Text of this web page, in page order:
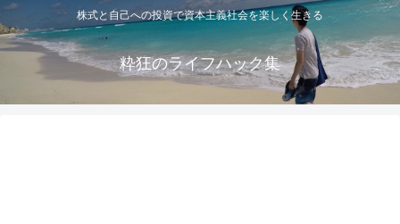
株式と自己への投資で資本主義社会を楽しく生きる
粋狂のライフハック集